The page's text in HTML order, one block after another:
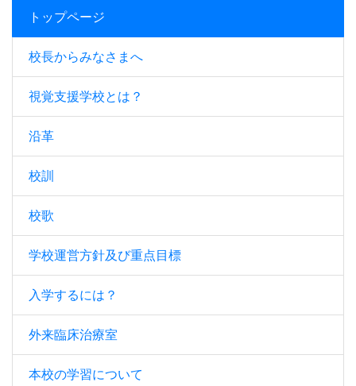
トップページ
校長からみなさまへ
視覚支援学校とは？
沿革
校訓
校歌
学校運営方針及び重点目標
入学するには？
外来臨床治療室
本校の学習について